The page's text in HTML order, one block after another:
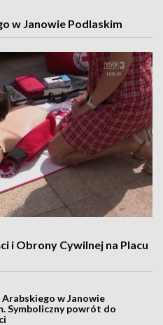
w Janowie Podlaskim
i Obrony Cywilnej na Placu
w Janowie
Symboliczny powrót do